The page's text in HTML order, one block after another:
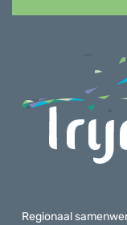
Regionaal